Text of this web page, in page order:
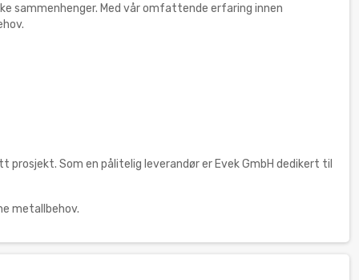
sammenhenger. Med vår omfattende erfaring innen
Som en pålitelig leverandør er Evek GmbH dedikert til
metallbehov.